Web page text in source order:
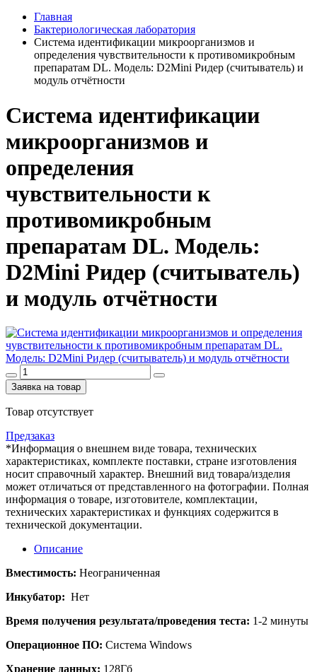
Главная
Бактериологическая лаборатория
Система идентификации микроорганизмов и
определения чувствительности к противомикробным
препаратам DL. Модель: D2Mini Ридер (считыватель) и
модуль отчётности
Система идентификации
микроорганизмов и
определения
чувствительности к
противомикробным
препаратам DL. Модель:
D2Mini Ридер (считыватель)
и модуль отчётности
Заявка на товар
Товар отсутствует
Предзаказ
*Информация о внешнем виде товара, технических
характеристиках, комплекте поставки, стране изготовления
носит справочный характер. Внешний вид товара/изделия
может отличаться от представленного на фотографии. Полная
информация о товаре, изготовителе, комплектации,
технических характеристиках и функциях содержится в
технической документации.
Описание
Вместимость: Неограниченная
Инкубатор: Нет
Время получения результата/проведения теста: 1-2 минуты
Операционное ПО: Система Windows
Хранение данных: 128Гб